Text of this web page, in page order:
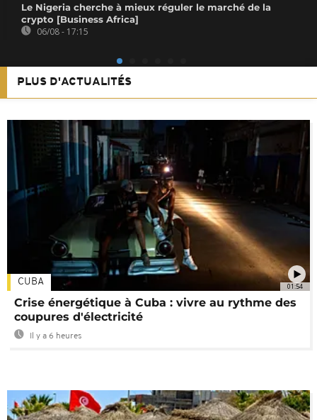
Le Nigeria cherche à mieux réguler le marché de la
crypto [Business Africa]
06/08 - 17:15
PLUS D'ACTUALITÉS
01:54
CUBA
Crise énergétique à Cuba : vivre au rythme des
coupures d'électricité
Il y a 6 heures